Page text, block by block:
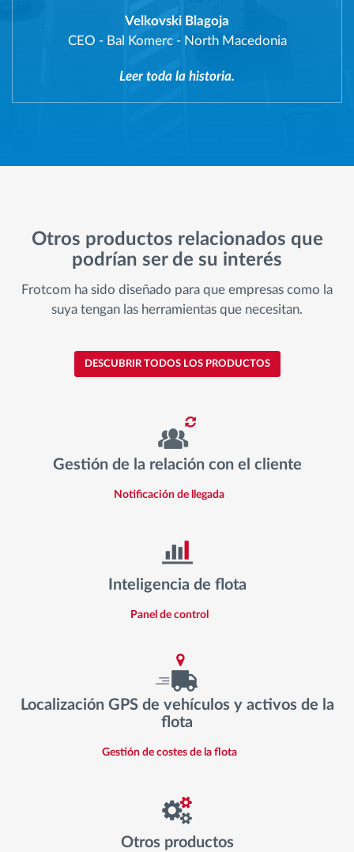
Velkovski Blagoja
CEO - Bal Komerc - North Macedonia
Leer toda la historia.
Otros productos relacionados que
podrían ser de su interés
Frotcom ha sido diseñado para que empresas como la
suya tengan las herramientas que necesitan.
DESCUBRIR TODOS LOS PRODUCTOS
Gestión de la relación con el cliente
Notificación de llegada
Inteligencia de flota
Panel de control
Localización GPS de vehículos y activos de la
flota
Gestión de costes de la flota
Otros productos